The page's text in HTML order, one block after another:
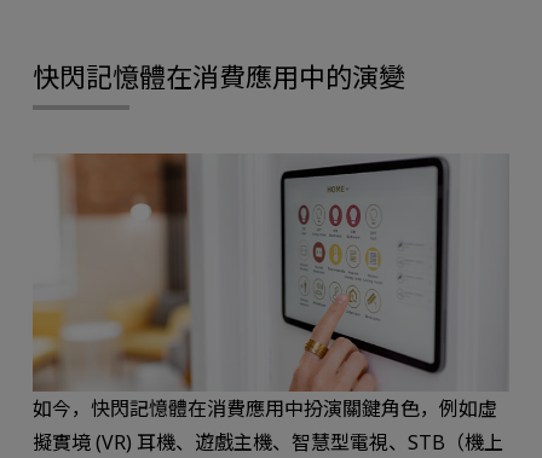
快閃記憶體在消費應用中的演變
如今，快閃記憶體在消費應用中扮演關鍵角色，例如虛
擬實境 (VR) 耳機、遊戲主機、智慧型電視、STB（機上